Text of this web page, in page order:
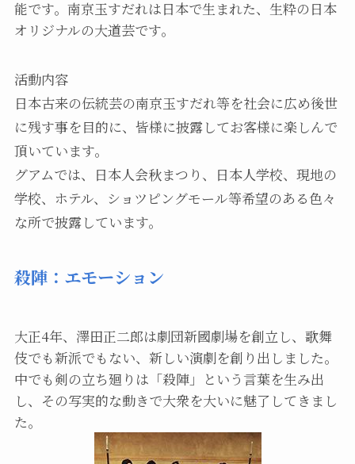
能です。南京玉すだれは日本で生まれた、生粋の日本
オリジナルの大道芸です。
活動内容
日本古来の伝統芸の南京玉すだれ等を社会に広め後世
に残す事を目的に、皆様に披露してお客様に楽しんで
頂いています。
グアムでは、日本人会秋まつり、日本人学校、現地の
学校、ホテル、ショツピングモール等希望のある色々
な所で披露しています。
殺陣：エモーション
大正4年、澤田正二郎は劇団新國劇場を創立し、歌舞
伎でも新派でもない、新しい演劇を創り出しました。
中でも剣の立ち廻りは「殺陣」という言葉を生み出
し、その写実的な動きで大衆を大いに魅了してきまし
た。